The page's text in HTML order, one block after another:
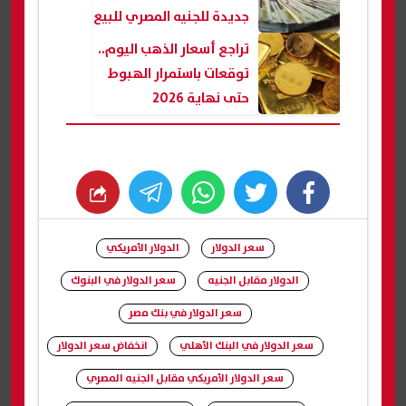
جديدة للجنيه المصري للبيع
والشراء
تراجع أسعار الذهب اليوم..
توقعات باستمرار الهبوط
حتى نهاية 2026
facebook
twitter
whats
سعر الدولار
الدولار الأمريكي
الدولار مقابل الجنيه
سعر الدولار في البنوك
سعر الدولار في بنك مصر
سعر الدولار في البنك الأهلي
انخفاض سعر الدولار
سعر الدولار الأمريكي مقابل الجنيه المصري